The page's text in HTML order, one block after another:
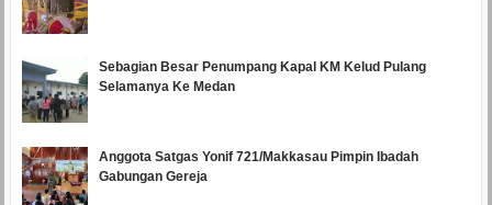
Sebagian Besar Penumpang Kapal KM Kelud Pulang
Selamanya Ke Medan
Anggota Satgas Yonif 721/Makkasau Pimpin Ibadah
Gabungan Gereja